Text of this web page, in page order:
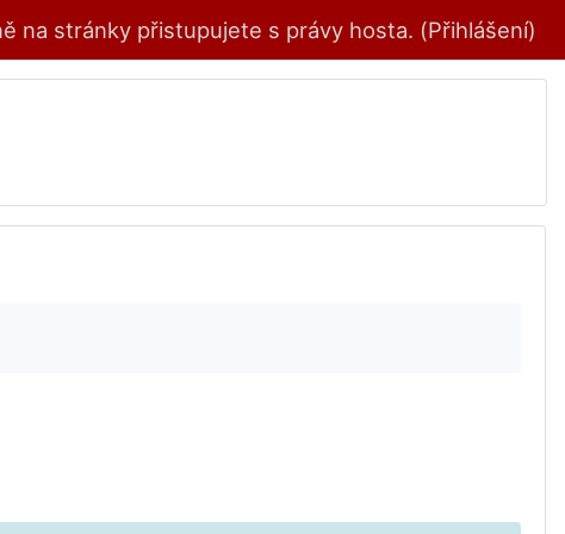
na stránky přistupujete s právy hosta. (Přihlášení)